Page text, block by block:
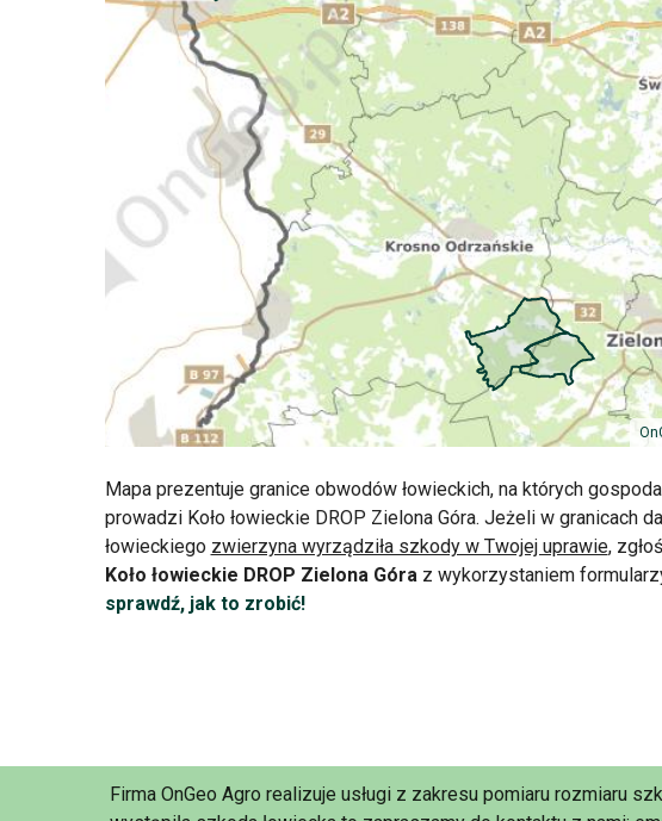
Mapa prezentuje granice obwodów łowieckich, na których
prowadzi Koło łowieckie DROP Zielona Góra. Jeżeli w granicach
łowieckiego zwierzyna wyrządziła szkody w Twojej uprawie,
Koło łowieckie DROP Zielona Góraz wykorzystaniem
sprawdź, jak to zrobić!
Firma OnGeo Agro realizuje usługi z zakresu pomiaru rozmiaru